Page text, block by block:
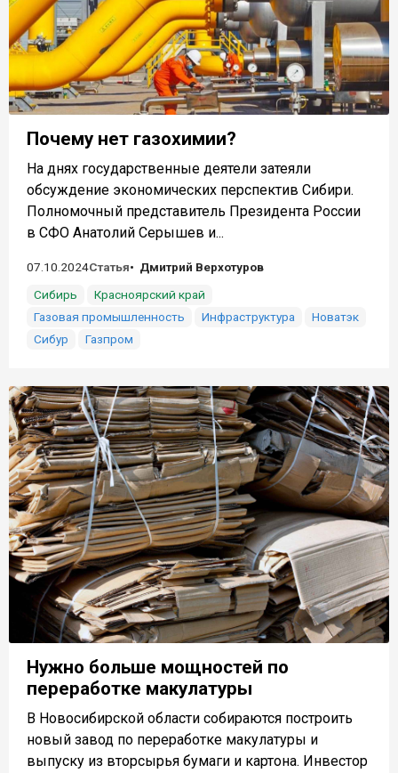
Почему нет газохимии?
На днях государственные деятели затеяли
обсуждение экономических перспектив Сибири.
Полномочный представитель Президента России
в СФО Анатолий Серышев и...
07.10.2024Статья
Дмитрий Верхотуров
Сибирь
Красноярский край
Газовая промышленность
Инфраструктура
Новатэк
Сибур
Газпром
Нужно больше мощностей по
переработке макулатуры
В Новосибирской области собираются построить
новый завод по переработке макулатуры и
выпуску из вторсырья бумаги и картона. Инвестор